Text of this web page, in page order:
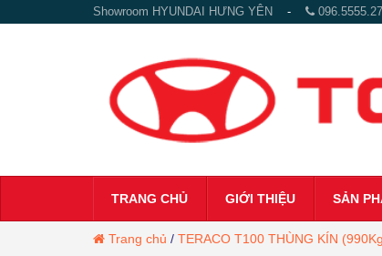
Showroom HYUNDAI HƯNG YÊN -
TRANG CHỦ GIỚI THIỆU SẢN
Trang chủ / TERACO T100 THÙNG KÍN